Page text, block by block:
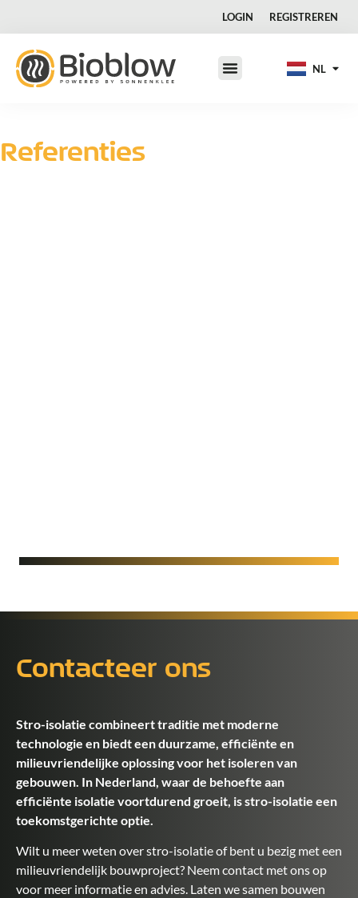
LOGIN REGISTREREN
NL
JA
Referenties
Contacteer ons
Stro-isolatie combineert traditie met moderne
technologie en biedt een duurzame, efficiënte en
milieuvriendelijke oplossing voor het isoleren van
gebouwen. In Nederland, waar de behoefte aan
efficiënte isolatie voortdurend groeit, is stro-isolatie een
toekomstgerichte optie.
Wilt u meer weten over stro-isolatie of bent u bezig met een
milieuvriendelijk bouwproject? Neem contact met ons op
voor meer informatie en advies. Laten we samen bouwen